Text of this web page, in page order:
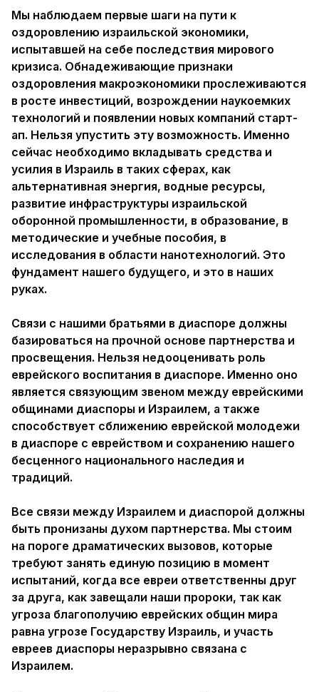
Мы наблюдаем первые шаги на пути к
оздоровлению израильской экономики,
испытавшей на себе последствия мирового
кризиса. Обнадеживающие признаки
оздоровления макроэкономики прослеживаются
в росте инвестиций, возрождении наукоемких
технологий и появлении новых компаний старт-
ап. Нельзя упустить эту возможность. Именно
сейчас необходимо вкладывать средства и
усилия в Израиль в таких сферах, как
альтернативная энергия, водные ресурсы,
развитие инфраструктуры израильской
оборонной промышленности, в образование, в
методические и учебные пособия, в
исследования в области нанотехнологий. Это
фундамент нашего будущего, и это в наших
руках.
Связи с нашими братьями в диаспоре должны
базироваться на прочной основе партнерства и
просвещения. Нельзя недооценивать роль
еврейского воспитания в диаспоре. Именно оно
является связующим звеном между еврейскими
общинами диаспоры и Израилем, а также
способствует сближению еврейской молодежи
в диаспоре с еврейством и сохранению нашего
бесценного национального наследия и
традиций.
Все связи между Израилем и диаспорой должны
быть пронизаны духом партнерства. Мы стоим
на пороге драматических вызовов, которые
требуют занять единую позицию в момент
испытаний, когда все евреи ответственны друг
за друга, как завещали наши пророки, так как
угроза благополучию еврейских общин мира
равна угрозе Государству Израиль, и участь
евреев диаспоры неразрывно связана с
Израилем.